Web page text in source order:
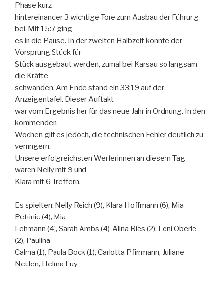
Phase kurz
hintereinander 3 wichtige Tore zum Ausbau der Führung
bei. Mit 15:7 ging
es in die Pause. In der zweiten Halbzeit konnte der
Vorsprung Stück für
Stück ausgebaut werden, zumal bei Karsau so langsam
die Kräfte
schwanden. Am Ende stand ein 33:19 auf der
Anzeigentafel. Dieser Auftakt
war vom Ergebnis her für das neue Jahr in Ordnung. In den
kommenden
Wochen gilt es jedoch, die technischen Fehler deutlich zu
verringern.
Unsere erfolgreichsten Werferinnen an diesem Tag
waren Nelly mit 9 und
Klara mit 6 Treffern.
Es spielten: Nelly Reich (9), Klara Hoffmann (6), Mia
Petrinic (4), Mia
Lehmann (4), Sarah Ambs (4), Alina Ries (2), Leni Oberle
(2), Paulina
Calma (1), Paula Bock (1), Carlotta Pfirrmann, Juliane
Neulen, Helma Luy